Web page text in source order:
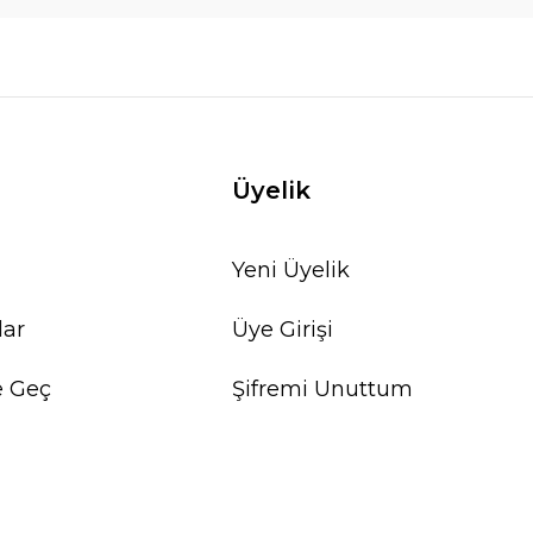
Geç
Üyelik
Yeni Üyelik
Üye Girişi
Şifremi Unuttum